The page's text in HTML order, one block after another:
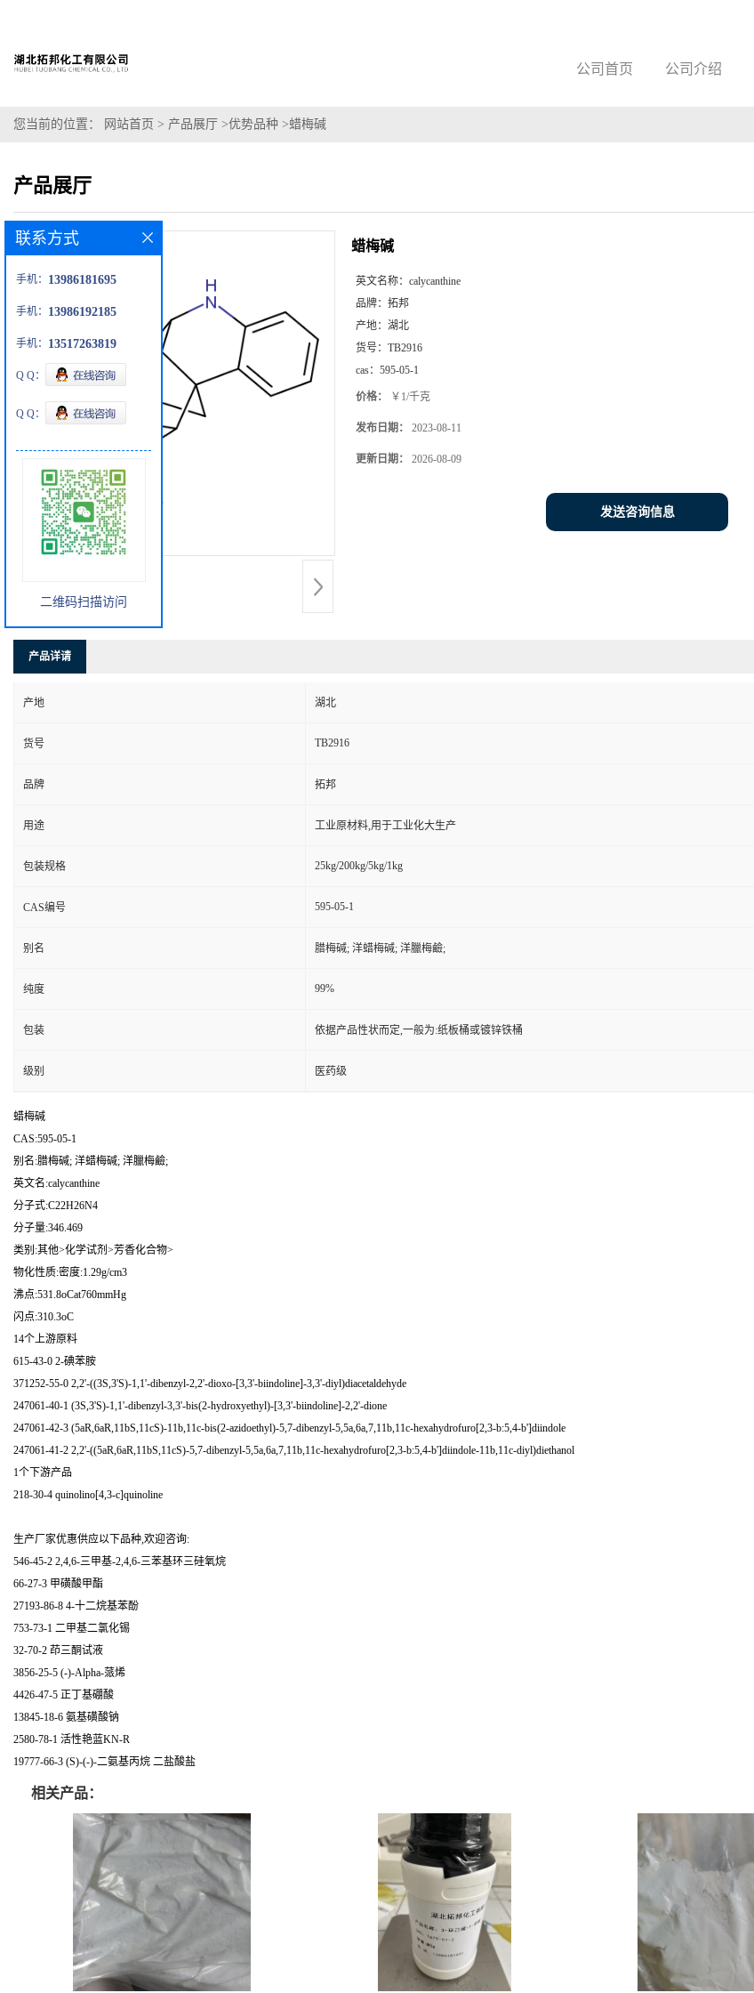
公司首页 公司介绍
您当前的位置： 网站首页 > 产品展厅 >优势品种 >蜡梅碱
产品展厅
蜡梅碱
英文名称： calycanthine
品牌： 拓邦
产地： 湖北
货号： TB2916
cas： 595-05-1
价格： ￥1/千克
发布日期： 2023-08-11
更新日期： 2026-08-09
发送咨询信息
产品详请
产地 湖北
货号 TB2916
品牌 拓邦
用途 工业原材料,用于工业化大生产
包装规格 25kg/200kg/5kg/1kg
CAS编号 595-05-1
别名 腊梅碱; 洋蜡梅碱; 洋臘梅鹼;
纯度 99%
包装 依据产品性状而定,一般为:纸板桶或镀锌铁桶
级别 医药级
蜡梅碱
CAS:595-05-1
别名:腊梅碱; 洋蜡梅碱; 洋臘梅鹼;
英文名:calycanthine
分子式:C22H26N4
分子量:346.469
类别:其他>化学试剂>芳香化合物>
物化性质:密度:1.29g/cm3
沸点:531.8oCat760mmHg
闪点:310.3oC
14个上游原料
615-43-0 2-碘苯胺
371252-55-0 2,2'-((3S,3'S)-1,1'-dibenzyl-2,2'-dioxo-[3,3'-biindoline]-3,3'-diyl)diacetaldehyde
247061-40-1 (3S,3'S)-1,1'-dibenzyl-3,3'-bis(2-hydroxyethyl)-[3,3'-biindoline]-2,2'-dione
247061-42-3 (5aR,6aR,11bS,11cS)-11b,11c-bis(2-azidoethyl)-5,7-dibenzyl-5,5a,6a,7,11b,11c-hexahydrofuro[2,3-b:5,4-b']diindole
247061-41-2 2,2'-((5aR,6aR,11bS,11cS)-5,7-dibenzyl-5,5a,6a,7,11b,11c-hexahydrofuro[2,3-b:5,4-b']diindole-11b,11c-diyl)diethanol
1个下游产品
218-30-4 quinolino[4,3-c]quinoline
生产厂家优惠供应以下品种,欢迎咨询:
546-45-2 2,4,6-三甲基-2,4,6-三苯基环三硅氧烷
66-27-3 甲磺酸甲酯
27193-86-8 4-十二烷基苯酚
753-73-1 二甲基二氯化锡
32-70-2 茚三酮试液
3856-25-5 (-)-Alpha-蒎烯
4426-47-5 正丁基硼酸
13845-18-6 氨基磺酸钠
2580-78-1 活性艳蓝KN-R
19777-66-3 (S)-(-)-二氨基丙烷 二盐酸盐
相关产品：
联系方式
手机： 13986181695
手机： 13986192185
手机： 13517263819
Q Q：
Q Q：
二维码扫描访问